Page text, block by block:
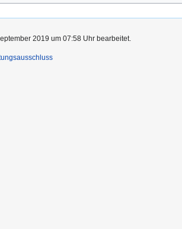
2019 um 07:58 Uhr bearbeitet.